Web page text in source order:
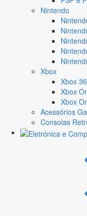
Nintendo
Xbox
Xbox
Xbox
Xbox
Acessórios
Consolas